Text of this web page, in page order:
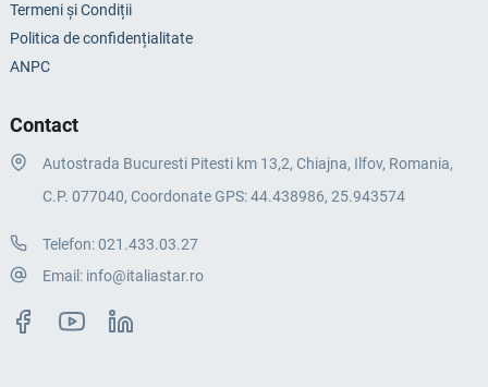
Termeni și Condiții
Politica de confidențialitate
ANPC
Contact
Autostrada Bucuresti Pitesti km 13,2, Chiajna, Ilfov, Romania,
C.P. 077040, Coordonate GPS: 44.438986, 25.943574
Telefon:021.433.03.27
Email: info@italiastar.ro